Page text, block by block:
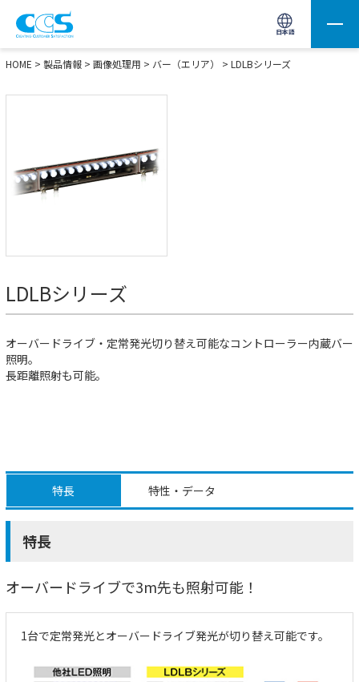
日本語
画像処理用の製品検索 サイト内検索(Enterで実行)
HOME > 製品情報 > 画像処理用 > バー（エリア） > LDLBシリーズ
LDLBシリーズ
オーバードライブ・定常発光切り替え可能なコントローラー内蔵バー
照明。
長距離照射も可能。
特長 特性・データ
特長
オーバードライブで3m先も照射可能！
1台で定常発光とオーバードライブ発光が切り替え可能です。